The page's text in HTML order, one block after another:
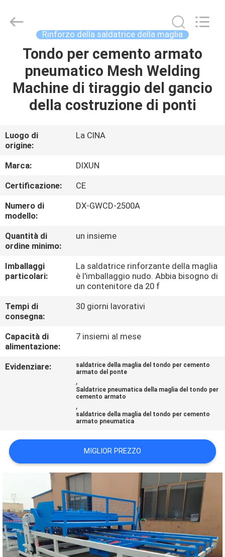
CASA
PRODOTTI
DI
VR
CIRCA
NOI
GIRO
DELLA
FABBRICA
CONTROLLO
DI
QUALITÀ
CONTATTICI
MAPPA
SITO
PRIVACY
POLICY
Mesh
Products
Rinforzo della saldatrice della maglia
Tondo per cemento armato
pneumatico Mesh Welding
Machine di tiraggio del gancio
della costruzione di ponti
Luogo di
origine:
La CINA
Marca:
DIXUN
Certificazione:
CE
Numero di
modello:
DX-GWCD-2500A
Quantità di
ordine minimo:
un insieme
Imballaggi
particolari:
La saldatrice rinforzante della maglia
è l'imballaggio nudo. Abbia bisogno di
un contenitore da 20 f
Tempi di
consegna:
30 giorni lavorativi
Capacità di
alimentazione:
7 insiemi al mese
Evidenziare:
saldatrice della maglia del tondo per cemento
armato del ponte
,
Saldatrice pneumatica della maglia del tondo per
cemento armato
,
saldatrice della maglia del tondo per cemento
armato pneumatica
MIGLIOR PREZZO